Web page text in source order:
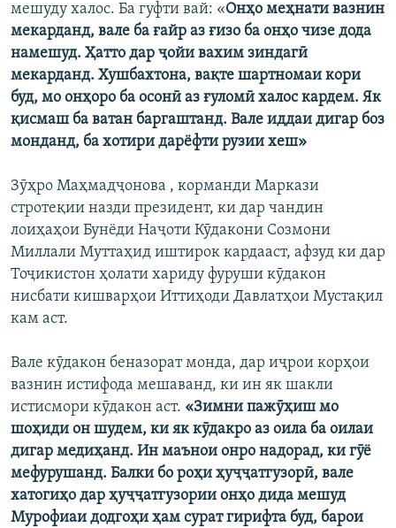
мешуду халос. Ба гуфти вай: «Онҳо меҳнати вазнин
мекарданд, вале ба ғайр аз ғизо ба онҳо чизе дода
намешуд. Ҳатто дар ҷойи вахим зиндагӣ
мекарданд. Хушбахтона, вақте шартномаи кори
буд, мо онҳоро ба осонӣ аз ғуломӣ халос кардем. Як
қисмаш ба ватан баргаштанд. Вале иддаи дигар боз
монданд, ба хотири дарёфти рузии хеш»
Зӯҳро Маҳмадҷонова , корманди Маркази
стротеқии назди президент, ки дар чандин
лоиҳаҳои Бунёди Наҷоти Кӯдакони Созмони
Миллали Муттаҳид иштирок кардааст, афзуд ки дар
Тоҷикистон ҳолати хариду фуруши кӯдакон
нисбати кишварҳои Иттиҳоди Давлатҳои Мустақил
кам аст.
Вале кӯдакон беназорат монда, дар иҷрои корҳои
вазнин истифода мешаванд, ки ин як шакли
истисмори кӯдакон аст. «Зимни пажӯҳиш мо
шоҳиди он шудем, ки як кӯдакро аз оила ба оилаи
дигар медиҳанд. Ин маънои онро надорад, ки гӯё
мефурушанд. Балки бо роҳи ҳуҷҷатгузорӣ, вале
хатогиҳо дар ҳуҷҷатгузории онҳо дида мешуд
Мурофиаи додгоҳи ҳам сурат гирифта буд, барои